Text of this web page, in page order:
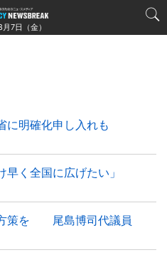
7日（金）
明確化申し入れも
く全国に広げたい」
方策を 尾島博司代議員